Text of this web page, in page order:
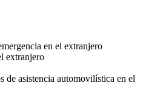
en el extranjero
extranjero
de asistencia automovilística en el